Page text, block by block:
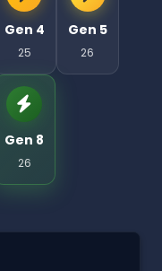
Gen 4
25
Gen 5
26
Gen 8
26